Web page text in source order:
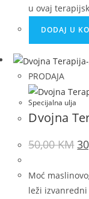
u ovaj
DODAJ U
PRODAJA
Specijalna ulja
Dvojna
50,00KM
Moć
leži